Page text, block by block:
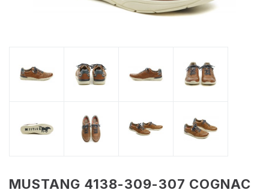
MUSTANG 4138-309-307 COGNAC